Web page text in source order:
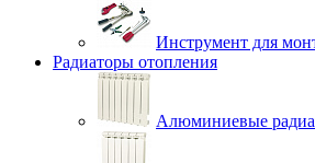
Инструмент для
Радиаторы отопления
Алюминиевые